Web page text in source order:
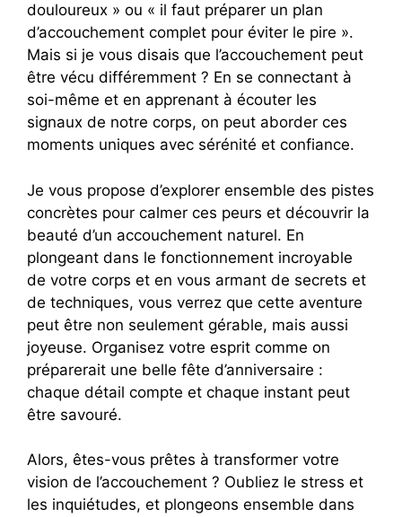
douloureux » ou « il faut préparer un plan
d’accouchement complet pour éviter le pire ».
Mais si je vous disais que l’accouchement peut
être vécu différemment ? En se connectant à
soi-même et en apprenant à écouter les
signaux de notre corps, on peut aborder ces
moments uniques avec sérénité et confiance.
Je vous propose d’explorer ensemble des pistes
concrètes pour calmer ces peurs et découvrir la
beauté d’un accouchement naturel. En
plongeant dans le fonctionnement incroyable
de votre corps et en vous armant de secrets et
de techniques, vous verrez que cette aventure
peut être non seulement gérable, mais aussi
joyeuse. Organisez votre esprit comme on
préparerait une belle fête d’anniversaire :
chaque détail compte et chaque instant peut
être savouré.
Alors, êtes-vous prêtes à transformer votre
vision de l’accouchement ? Oubliez le stress et
les inquiétudes, et plongeons ensemble dans